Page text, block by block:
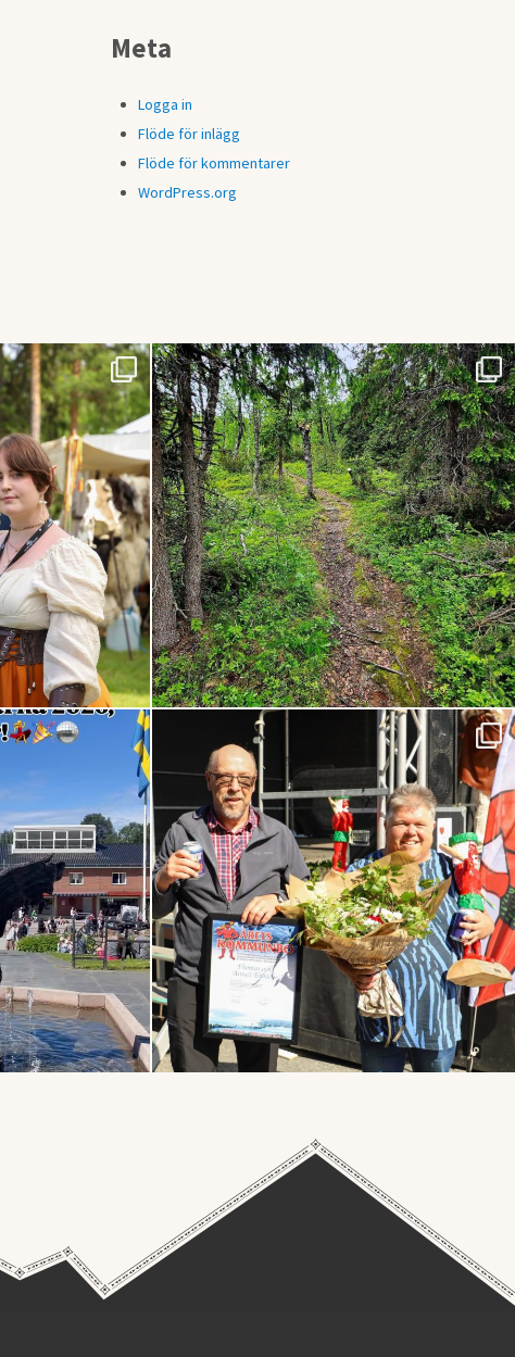
Meta
Logga in
Flöde för inlägg
Flöde för kommentarer
WordPress.org